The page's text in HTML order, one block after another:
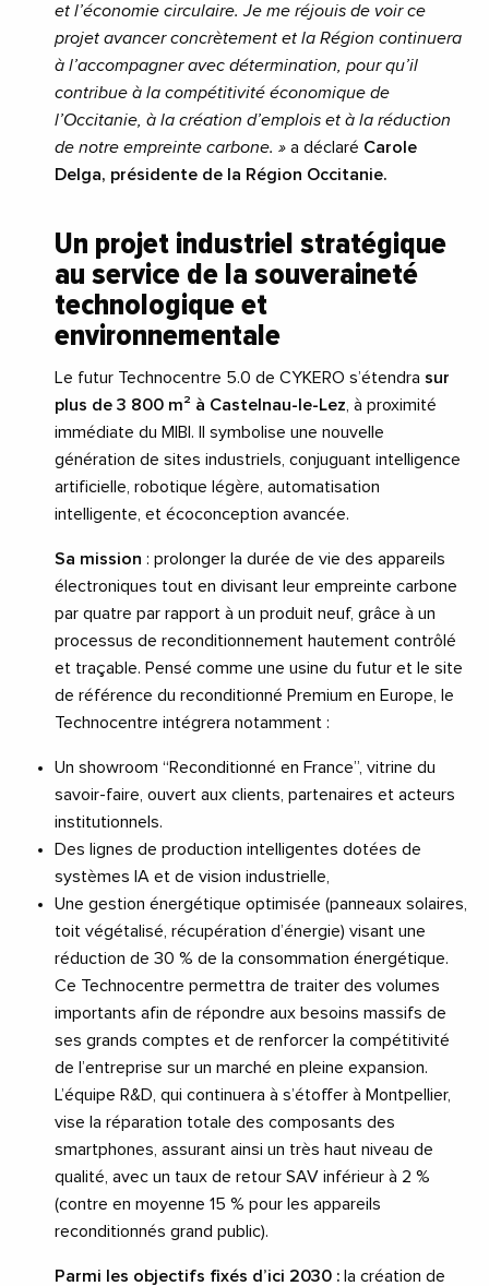
et l’économie circulaire. Je me réjouis de voir ce
projet avancer concrètement et la Région continuera
à l’accompagner avec détermination, pour qu’il
contribue à la compétitivité économique de
l’Occitanie, à la création d’emplois et à la réduction
de notre empreinte carbone. » a déclaré Carole
Delga, présidente de la Région Occitanie.
Un projet industriel stratégique
au service de la souveraineté
technologique et
environnementale
Le futur Technocentre 5.0 de CYKERO s’étendra sur
plus de 3 800 m² à Castelnau-le-Lez , à proximité
immédiate du MIBI. Il symbolise une nouvelle
génération de sites industriels, conjuguant intelligence
artificielle, robotique légère, automatisation
intelligente, et écoconception avancée.
Sa mission : prolonger la durée de vie des appareils
électroniques tout en divisant leur empreinte carbone
par quatre par rapport à un produit neuf, grâce à un
processus de reconditionnement hautement contrôlé
et traçable. Pensé comme une usine du futur et le site
de référence du reconditionné Premium en Europe, le
Technocentre intégrera notamment :
Un showroom “Reconditionné en France”, vitrine du
savoir-faire, ouvert aux clients, partenaires et acteurs
institutionnels.
Des lignes de production intelligentes dotées de
systèmes IA et de vision industrielle,
Une gestion énergétique optimisée (panneaux solaires,
toit végétalisé, récupération d’énergie) visant une
réduction de 30 % de la consommation énergétique.
Ce Technocentre permettra de traiter des volumes
importants afin de répondre aux besoins massifs de
ses grands comptes et de renforcer la compétitivité
de l’entreprise sur un marché en pleine expansion.
L’équipe R&D, qui continuera à s’étoffer à Montpellier,
vise la réparation totale des composants des
smartphones, assurant ainsi un très haut niveau de
qualité, avec un taux de retour SAV inférieur à 2 %
(contre en moyenne 15 % pour les appareils
reconditionnés grand public).
Parmi les objectifs fixés d’ici 2030 : la création de